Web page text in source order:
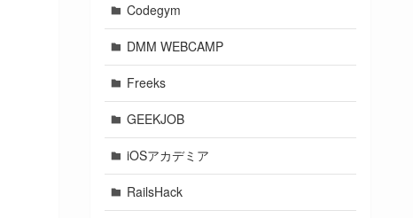
Codegym
DMM WEBCAMP
Freeks
GEEKJOB
iOSアカデミア
RailsHack